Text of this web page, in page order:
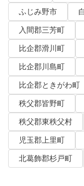
ふじみ野市
入間郡三芳町
比企郡滑川町
比企郡川島町
比企郡ときがわ町
秩父郡皆野町
秩父郡東秩父村
児玉郡上里町
北葛飾郡杉戸町